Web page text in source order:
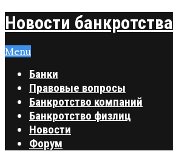
Новости банкротства
Menu
Банки
Правовые вопросы
Банкротство компаний
Банкротство физлиц
Новости
Форум